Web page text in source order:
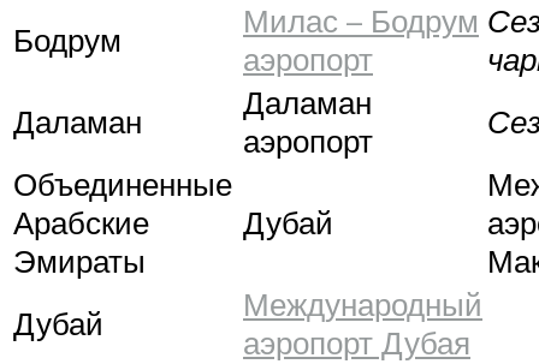
Бодрум
Милас – Бодрум
аэропорт
Даламан
Даламан
аэропорт
Объединенные
Арабские
Эмираты
Дубай
Дубай
Международный
аэропорт Дубая